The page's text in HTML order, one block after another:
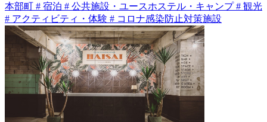
本部町 # 宿泊 # 公共施設・ユースホステル・キャンプ# 観光
# アクティビティ・体験 # コロナ感染防止対策施設